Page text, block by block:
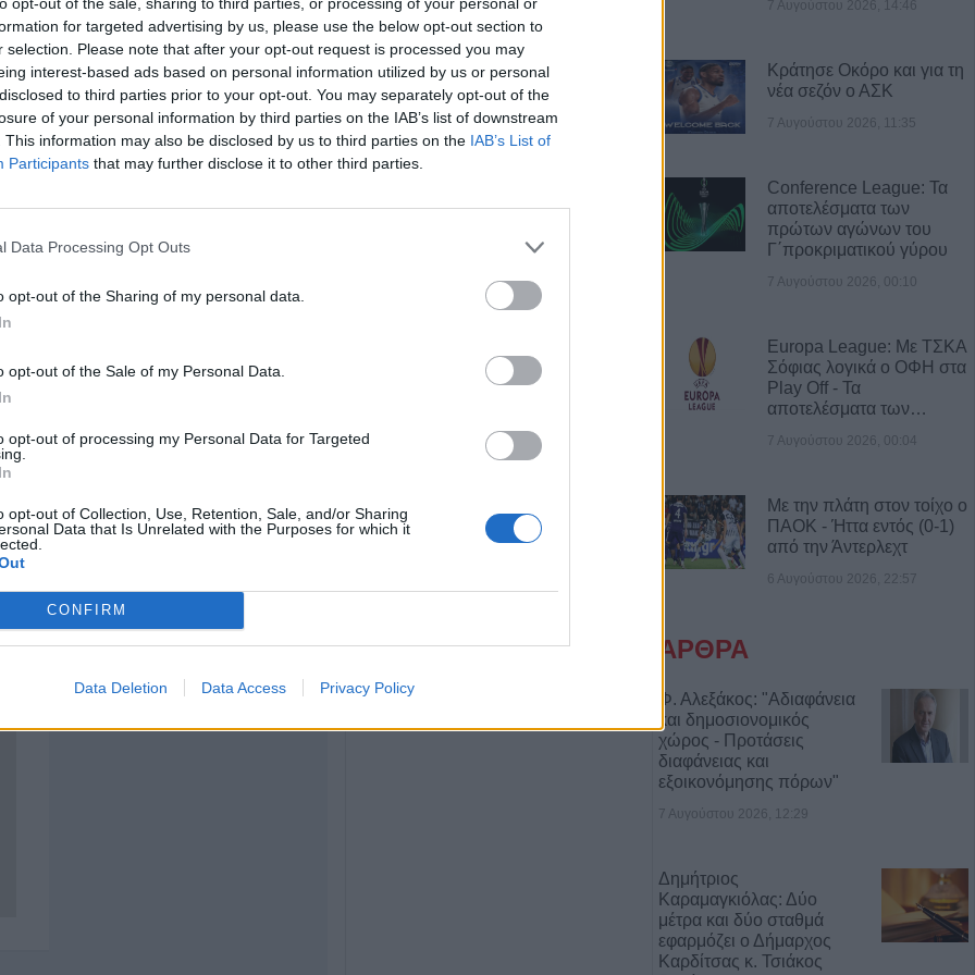
for targeted advertising by us, please use the below opt-out section to
selection. Please note that after your opt-out request is processed you may
interest-based ads based on personal information utilized by us or personal
to third parties prior to your opt-out. You may separately opt-out of the
of your personal information by third parties on the IAB’s list of downstream
This information may also be disclosed by us to third parties on the IAB’s List of
Participants that may further disclose it to other third parties.
Data Processing Opt Outs
opt-out of the Sharing of my personal data.
opt-out of the Sale of my Personal Data.
opt-out of processing my Personal Data for Targeted
opt-out of Collection, Use, Retention, Sale, and/or Sharing
Data that Is Unrelated with the Purposes for which it
CONFIRM
Data Deletion Data Access Privacy Policy
Ν. Πλαστήρα 3 &
Ιεζεκιήλ, Καρδίτσα
6972441309
Ιστοσελίδα
Σφοδρό μπουρίνι στο Ζάρκο
Τρικάλων – Εκτεταμένες
καταστροφές (+Φώτο)
7 Αυγούστου 2026, 19:51
Σχέδια Βελτίωσης: Ανοίγει ο
δρόμος για επενδύσεις 263,5
Καταβλήθηκαν 33,58 εκατ. ευρώ
αγορά λιπασμάτων
Η Αγγλική Ποδοσφαιρική
Ομοσπονδία καταργεί τα
απ’ τον αγωνιστικό χώρο μετά τον
θάνατο ποδοσφαιριστή
Το Σάββατο 8 Αυγούστου η κηδεία
της Μάχης Νίκου
γήπεδο του Μακεδονικού το
7 Αυγούστου 2026, 14:46
Κράτησε Οκόρο και για τη
νέα σεζόν ο ΑΣΚ
7 Αυγούστου 2026, 11:35
Conference League: Τα
αποτελέσματα των
πρώτων αγώνων του
Γ΄προκριματικού γύρου
7 Αυγούστου 2026, 00:10
Europa League: Με ΤΣΚΑ
Σόφιας λογικά ο ΟΦΗ στα
Play Off - Τα
αποτελέσματα των…
7 Αυγούστου 2026, 00:04
Με την πλάτη στον τοίχο ο
ΠΑΟΚ - Ήττα εντός (0-1)
από την Άντερλεχτ
6 Αυγούστου 2026, 22:57
ΑΡΘΡΑ
Φ. Αλεξάκος: "Αδιαφάνεια
και δημοσιονομικός
χώρος - Προτάσεις
διαφάνειας και
εξοικονόμησης πόρων"
7 Αυγούστου 2026, 12:29
Δημήτριος
Καραμαγκιόλας: Δύο
μέτρα και δύο σταθμά
εφαρμόζει ο Δήμαρχος
Καρδίτσας κ. Τσιάκος